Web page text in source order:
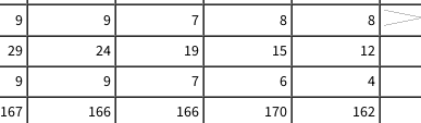
9 9 7 8
8
29 24 19 15
12
9 9 7 6
4
167 166 166 170
162